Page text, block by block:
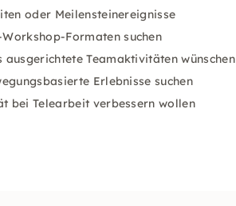
oder Meilensteinereignisse
Formaten suchen
Teamaktivitäten wünschen
Erlebnisse suchen
bei Telearbeit verbessern wollen